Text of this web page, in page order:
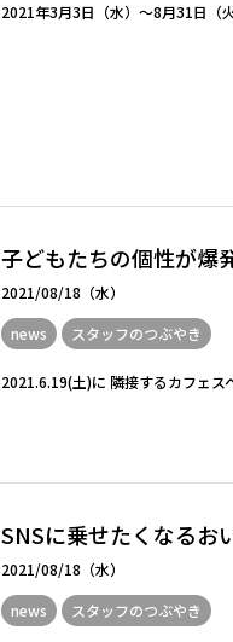
2021年3月3日（水）～8月31日（
子どもたちの個性が
2021/08/18（水）
news
スタッフのつぶやき
2021.6.19(土)に 隣接するカフェ
SNSに乗せたくなる
2021/08/18（水）
news
スタッフのつぶやき